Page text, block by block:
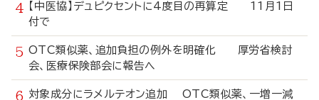
【中医協】デュピクセントに4度目の再算定 11月1日
付で
OTC類似薬、追加負担の例外を明確化 厚労省検討
会、医療保険部会に報告へ
対象成分にラメルテオン追加 OTC類似薬、一増一減